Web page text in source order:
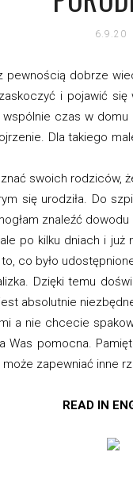
6.9.20
pewnością dobrze
i pojawić
czas w
Dla takiego
swoich rodziców,
się urodziła. Do
znaleźć
po kilku dniach i
co było
Dzięki temu
absolutnie
a nie chcecie
Was pomocna.
zapewniać inne
READ IN